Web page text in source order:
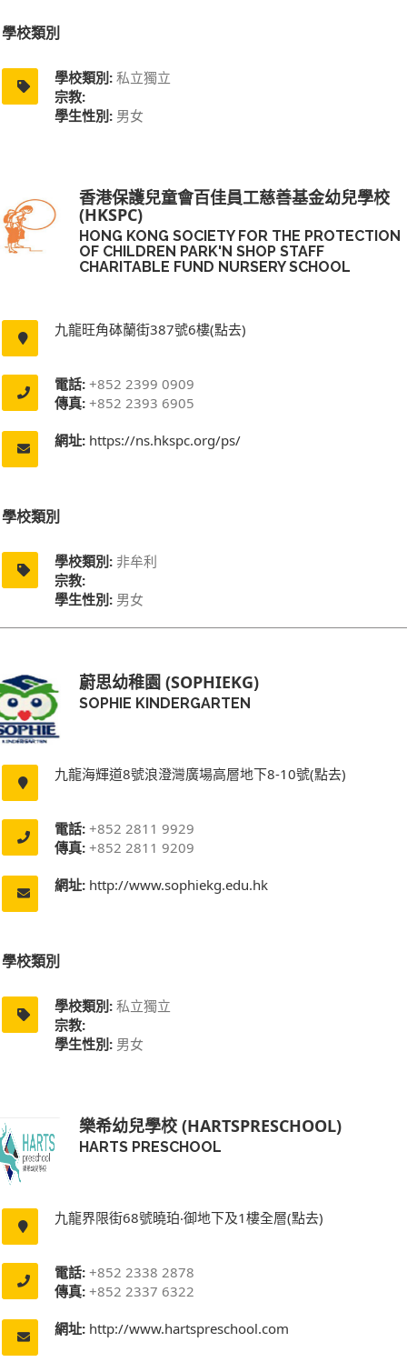
學校類別
學校類別: 私立獨立
宗教:
學生性別: 男女
香港保護兒童會百佳員工慈善基金幼兒學校
(HKSPC)
HONG KONG SOCIETY FOR THE PROTECTION
OF CHILDREN PARK'N SHOP STAFF
CHARITABLE FUND NURSERY SCHOOL
九龍旺角砵蘭街387號6樓(點去)
電話: +852 2399 0909
傳真: +852 2393 6905
網址: https://ns.hkspc.org/ps/
學校類別
學校類別: 非牟利
宗教:
學生性別: 男女
蔚思幼稚園 (SOPHIEKG)
SOPHIE KINDERGARTEN
九龍海輝道8號浪澄灣廣場高層地下8-10號(點去)
電話: +852 2811 9929
傳真: +852 2811 9209
網址: http://www.sophiekg.edu.hk
學校類別
學校類別: 私立獨立
宗教:
學生性別: 男女
樂希幼兒學校 (HARTSPRESCHOOL)
HARTS PRESCHOOL
九龍界限街68號曉珀‧御地下及1樓全層(點去)
電話: +852 2338 2878
傳真: +852 2337 6322
網址: http://www.hartspreschool.com